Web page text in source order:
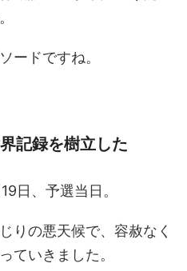
ードですね。
記録を樹立した
日、予選当日。
りの悪天候で、容赦なく
ていきました。